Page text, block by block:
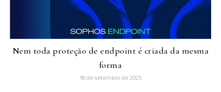
Nem toda proteção de endpoint é criada da mesma
forma
18 de setembro de 2025